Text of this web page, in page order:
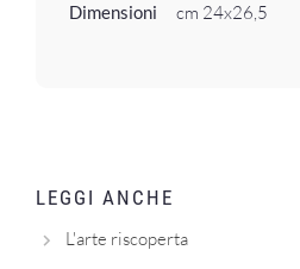
Dimensioni cm 24x26,5
LEGGI ANCHE
L'arte riscoperta